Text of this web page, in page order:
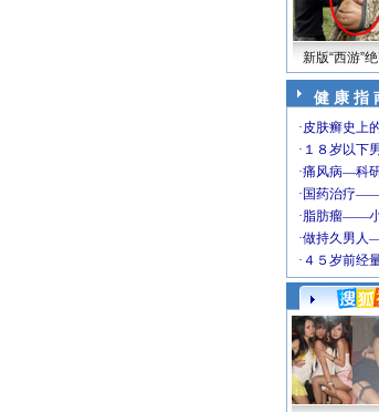
新版“西游”
健 康 指